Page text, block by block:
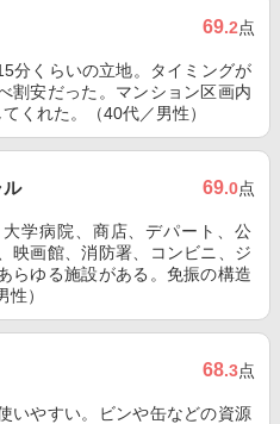
69.2点
分くらいの立地。タイミングが
割安だった。マンション区画内
くれた。（40代／男性）
ル 69.0点
学病院、商店、デパート、公
映画館、消防署、コンビニ、ジ
らゆる施設がある。免振の構造
）
68.3点
いやすい。ビンや缶などの資源